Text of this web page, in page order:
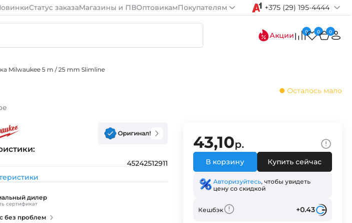
Статус заказаМагазины и ПВОптовикамПокупателям +375 (29) 195-4444
Акции 0 0 0
Milwaukee 5 m / 25 mm Slimline
Осталось мало
Оригинал!
45242512911
дилер
сертификат
без проблем
43,10р.
В корзину Купить сейчас
Авторизуйтесь, чтобы увидеть
цену со скидкой
Кешбэк +0.43